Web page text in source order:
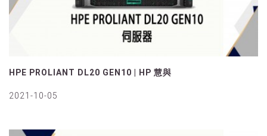
HPE PROLIANT DL20 GEN10 | HP 慧與
2021-10-05